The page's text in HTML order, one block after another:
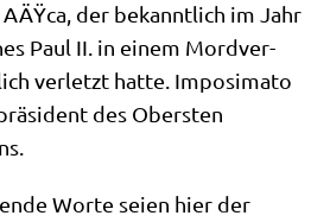
der bekannt­lich im Jahr
Paul II. in einem Mord­ver­
ver­letzt hat­te. Impo­si­ma­to
des Ober­sten
Wor­te sei­en hier der